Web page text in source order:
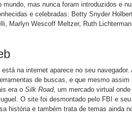
mundo, mas nunca foram introduzidos e
e celebradas: Betty Snyder
Marlyn Wescoff Meltzer, Ruth
está na internet aparece no seu
de buscas, e que mesmo
era o Silk Road, um mercado virtual
O site foi desmontado pelo FBI e
história e também trata de temas ainda